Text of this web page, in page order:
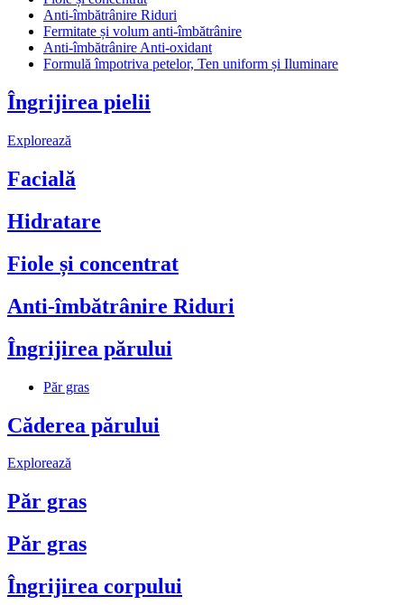
Anti-îmbătrânire Riduri
Fermitate și volum anti-îmbătrânire
Anti-îmbătrânire Anti-oxidant
Formulă împotriva petelor, Ten uniform și Iluminare
Îngrijirea pielii
Explorează
Facială
Hidratare
Fiole și concentrat
Anti-îmbătrânire Riduri
Îngrijirea părului
Păr gras
Căderea părului
Explorează
Păr gras
Păr gras
Îngrijirea corpului